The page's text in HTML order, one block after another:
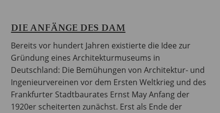
DIE ANFÄNGE DES DAM
Bereits vor hundert Jahren existierte die Idee zur
Gründung eines Architekturmuseums in
Deutschland: Die Bemühungen von Architektur- und
Ingenieurvereinen vor dem Ersten Weltkrieg und des
Frankfurter Stadtbaurates Ernst May Anfang der
1920er scheiterten zunächst. Erst als Ende der